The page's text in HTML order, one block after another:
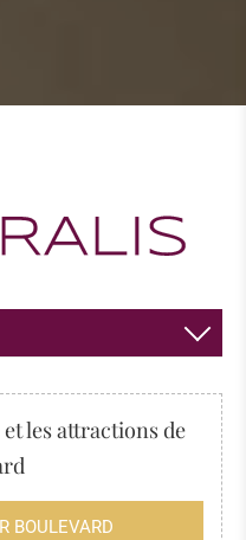
les attractions de
BOULEVARD